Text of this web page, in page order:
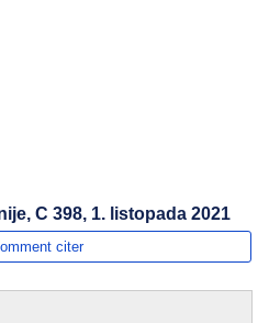
C 398, 1. listopada 2021
citer